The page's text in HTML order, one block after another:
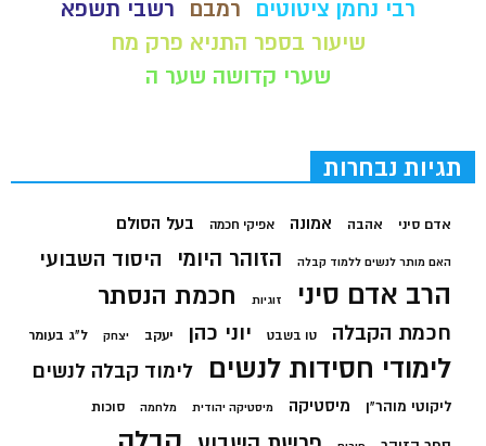
רבי נחמן ציטוטים
רמבם
רשבי תשפא
שיעור בספר התניא פרק מח
שערי קדושה שער ה
תגיות נבחרות
אדם סיני אהבה אמונה אפיקי חכמה בעל הסולם
האם מותר לנשים ללמוד קבלה הזוהר היומי היסוד השבועי
הרב אדם סיני זוגיות חכמת הנסתר
חכמת הקבלה טו בשבט יוני כהן יעקב יצחק ל"ג בעומר
לימודי חסידות לנשים לימוד קבלה לנשים
ליקוטי מוהר"ן מיסטיקה מיסטיקה יהודית מלחמה סוכות